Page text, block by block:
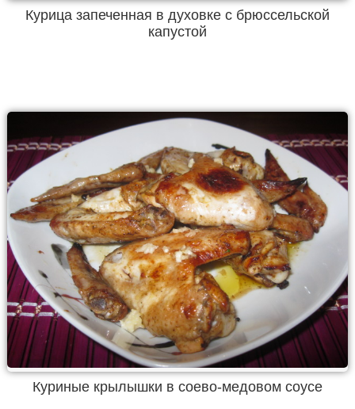
Курица запеченная в духовке с брюссельской
капустой
Куриные крылышки в соево-медовом соусе